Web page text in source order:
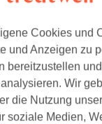
Cookies und
und Anzeigen zu
bereitzustellen
Wir
die Nutzung
soziale Medien,